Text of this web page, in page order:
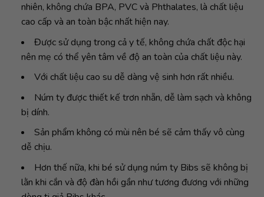
nhiên, không chứa BPA, PVC và Phthalates, là chất liệu
cao cấp và an toàn bậc nhất hiện nay.
Được sử dụng trong cả y tế, không chứa chất độc hại
nên mẹ có thể yên tâm về độ an toàn của chất liệu này.
Với chất liệu cao su dễ dàng vệ sinh hơn rất nhiều.
Núm ty được thiết kế trơn nhẵn, dễ làm sạch và không
bị dính.
Sản phẩm không có mùi nên bé sẽ cảm thấy vô cùng
dễ chịu.
Hơn thế nữa, khi bé sử dụng núm ty Bibs sẽ không bị
lằn khi cắn và độ đàn hồi gần như tương đương với những